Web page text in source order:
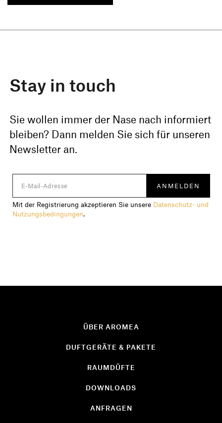
Stay in touch
Sie wollen immer der Nase nach informiert
bleiben? Dann melden Sie sich für unseren
Newsletter an.
Mit der Registrierung akzeptieren Sie unsere Datenschutz- und
Nutzungsbedingungen.
ÜBER AROMEA
DUFTGERÄTE & PAKETE
RAUMDÜFTE
DOWNLOADS
ANFRAGEN